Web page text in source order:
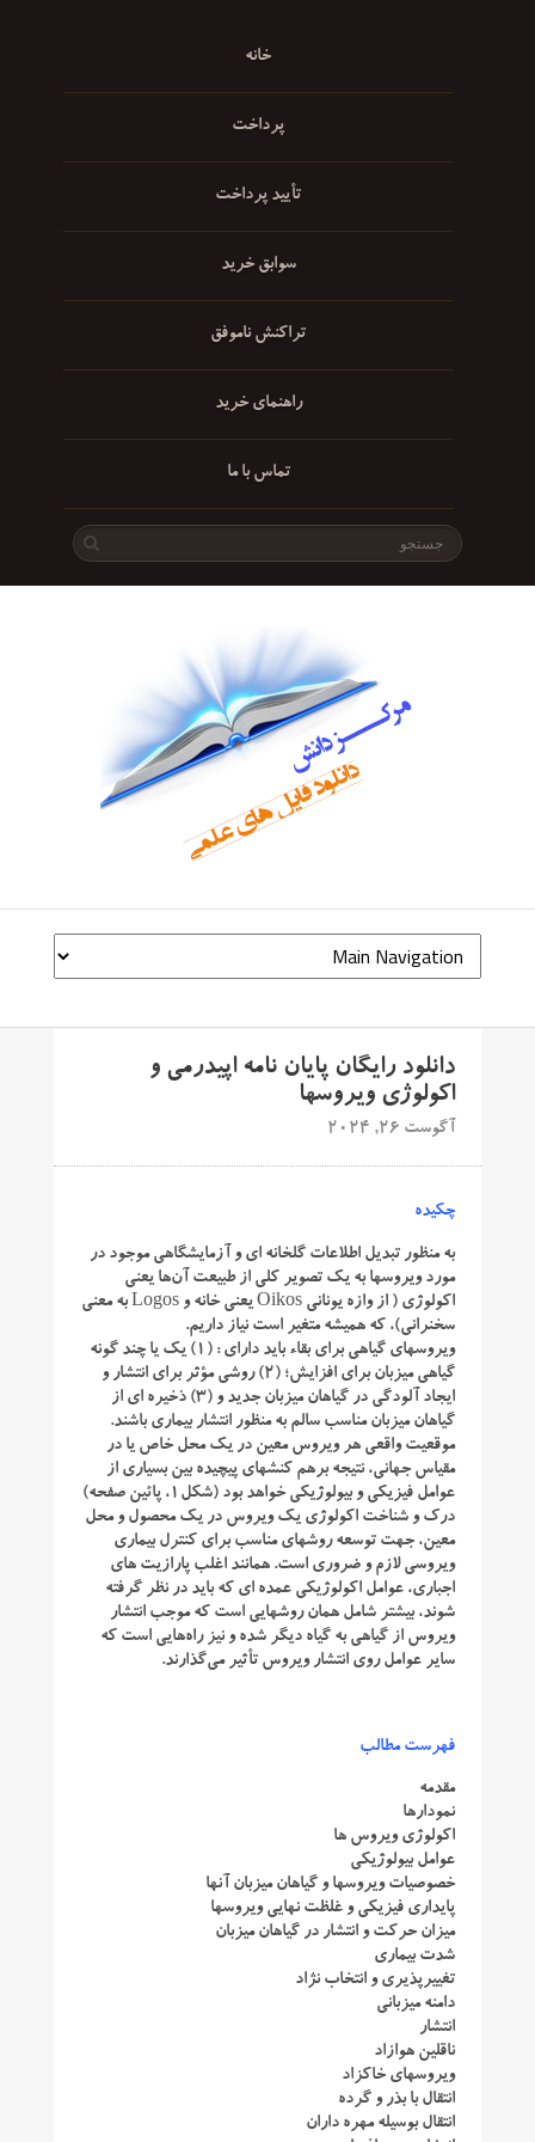
خانه
پرداخت
تأیید پرداخت
سوابق خرید
تراکنش ناموفق
راهنمای خرید
تماس با ما
دانلود رایگان پایان نامه اپیدرمی و
اکولوژی ویروسها
آگوست 26, 2024
چکیده
به منظور تبدیل اطلاعات گلخانه ای و آزمایشگاهی موجود در
مورد ویروسها به یک تصویر کلی از طبیعت آن‌ها یعنی
اکولوژی ( از وازه یونانی Oikos یعنی خانه و Logos به معنی
سخنرانی)، که همیشه متغیر است نیاز داریم.
ویروسهای گیاهی برای بقاء باید دارای : (1) یک یا چند گونه
گیاهی میزبان برای افزایش؛ (2) روشی مؤثر برای انتشار و
ایجاد آلودگی در گیاهان میزبان جدید و (3) ذخیره ای از
گیاهان میزبان مناسب سالم به منظور انتشار بیماری باشند.
موقعیت واقعی هر ویروس معین در یک محل خاص یا در
مقیاس جهانی، نتیجه برهم کنشهای پیچیده بین بسیاری از
عوامل فیزیکی و بیولوژیکی خواهد بود (شکل1، پائین صفحه)
درک و شناخت اکولوژی یک ویروس در یک محصول و محل
معین، جهت توسعه روشهای مناسب برای کنترل بیماری
ویروسی لازم و ضروری است. همانند اغلب پارازیت‌ های
اجباری، عوامل اکولوژیکی عمده ای که باید در نظر گرفته
شوند، بیشتر شامل همان روشهایی است که موجب انتشار
ویروس از گیاهی به گیاه دیگر شده و نیز راه‌هایی است که
سایر عوامل روی انتشار ویروس تأثیر می‌گذارند.
فهرست مطالب
مقدمه
نمودارها
اکولوژی ویروس‌ ها
عوامل بیولوژیکی
خصوصیات ویروسها و گیاهان میزبان آنها
پایداری فیزیکی و غلظت نهایی ویروسها
میزان حرکت و انتشار در گیاهان میزبان
شدت بیماری
تغییرپذیری و انتخاب نژاد
دامنه میزبانی
انتشار
ناقلین هوازاد
ویروسهای خاکزاد
انتقال با بذر و گرده
انتقال بوسیله مهره داران